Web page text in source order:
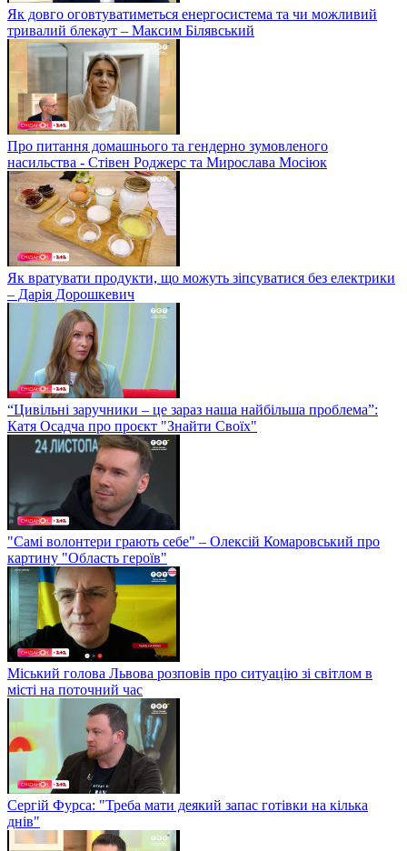
Як довго оговтуватиметься енергосистема та чи можливий
тривалий блекаут – Максим Білявський
Про питання домашнього та гендерно зумовленого
насильства - Стівен Роджерс та Мирослава Мосіюк
Як вратувати продукти, що можуть зіпсуватися без електрики
– Дарія Дорошкевич
“Цивільні заручники – це зараз наша найбільша проблема”:
Катя Осадча про проєкт "Знайти Своїх"
"Самі волонтери грають себе" – Олексій Комаровський про
картину "Область героїв"
Міський голова Львова розповів про ситуацію зі світлом в
місті на поточний час
Сергій Фурса: "Треба мати деякий запас готівки на кілька
днів"